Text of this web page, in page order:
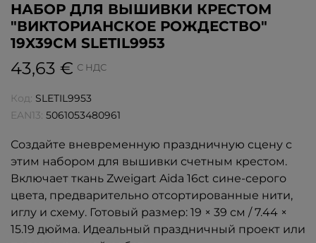
НАБОР ДЛЯ ВЫШИВКИ КРЕСТОМ
"ВИКТОРИАНСКОЕ РОЖДЕСТВО"
19X39СМ SLETIL9953
43,63 € С НДС
Код: SLETIL9953
EAN13: 5061053480961
Создайте вневременную праздничную сцену с
этим набором для вышивки счетным крестом.
Включает ткань Zweigart Aida 16ct сине-серого
цвета, предварительно отсортированные нити,
иглу и схему. Готовый размер: 19 × 39 см / 7.44 ×
15.19 дюйма. Идеальный праздничный проект или